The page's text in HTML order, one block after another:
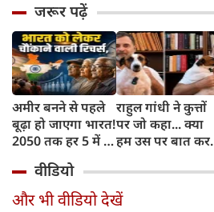
जरूर पढ़ें
अमीर बनने से पहले
बूढ़ा हो जाएगा भारत!
2050 तक हर 5 में 1
साल से ज्यादा उम्र का
राहुल गांधी ने कुत्तों
पर जो कहा... क्या
हम उस पर बात कर
वीडियो
और भी वीडियो देखें